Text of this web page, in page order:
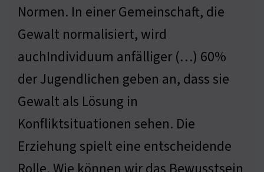
Normen. In einer Gemeinschaft, die
Gewalt normalisiert, wird
auchIndividuum anfälliger (…) 60%
der Jugendlichen geben an, dass sie
Gewalt als Lösung in
Konfliktsituationen sehen. Die
Erziehung spielt eine entscheidende